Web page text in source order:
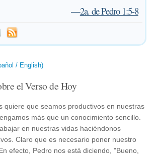
—2a. de Pedro 1:5-8
/ English)
el Verso de Hoy
quiere que seamos productivos en nuestras
más que un conocimiento sencillo.
en nuestras vidas haciéndonos
Claro que es necesario poner nuestro
efecto, Pedro nos está diciendo, "Bueno,